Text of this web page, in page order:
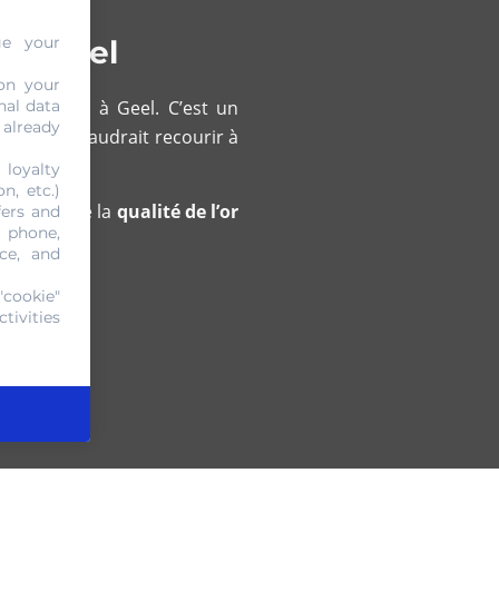
Geel
êtes à Geel. C’est un
claire, il faudrait recourir à
évidence la qualité de l’or
your
your
data
loyalty
etc.)
and
and